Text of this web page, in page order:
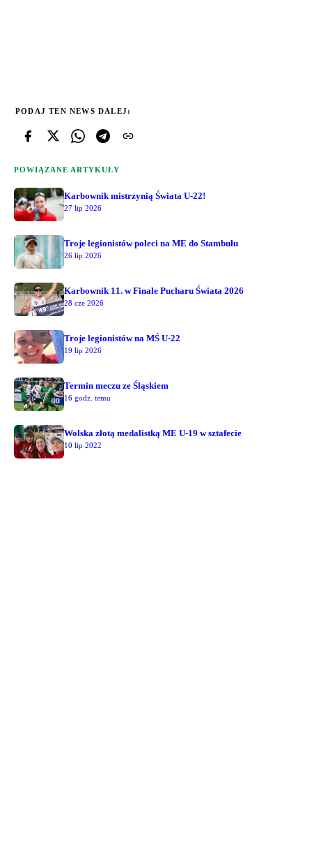
PODAJ TEN NEWS DALEJ:
POWIĄZANE ARTYKUŁY
Karbownik mistrzynią Świata U-22!
27 lip 2026
Troje legionistów poleci na ME do Stambułu
26 lip 2026
Karbownik 11. w Finale Pucharu Świata 2026
28 cze 2026
Troje legionistów na MŚ U-22
19 lip 2026
Termin meczu ze Śląskiem
16 godz. temu
Wolska złotą medalistką ME U-19 w sztafecie
10 lip 2022